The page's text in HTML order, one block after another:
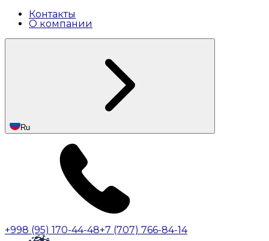
Контакты
О компании
Ru
+998 (95) 170-44-48+7 (707) 766-84-14